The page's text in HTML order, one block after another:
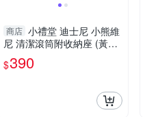
商店 小禮堂 迪士尼 小熊維
尼 清潔滾筒附收納座 (黃蜂
蜜款) 4973307-578380
$390